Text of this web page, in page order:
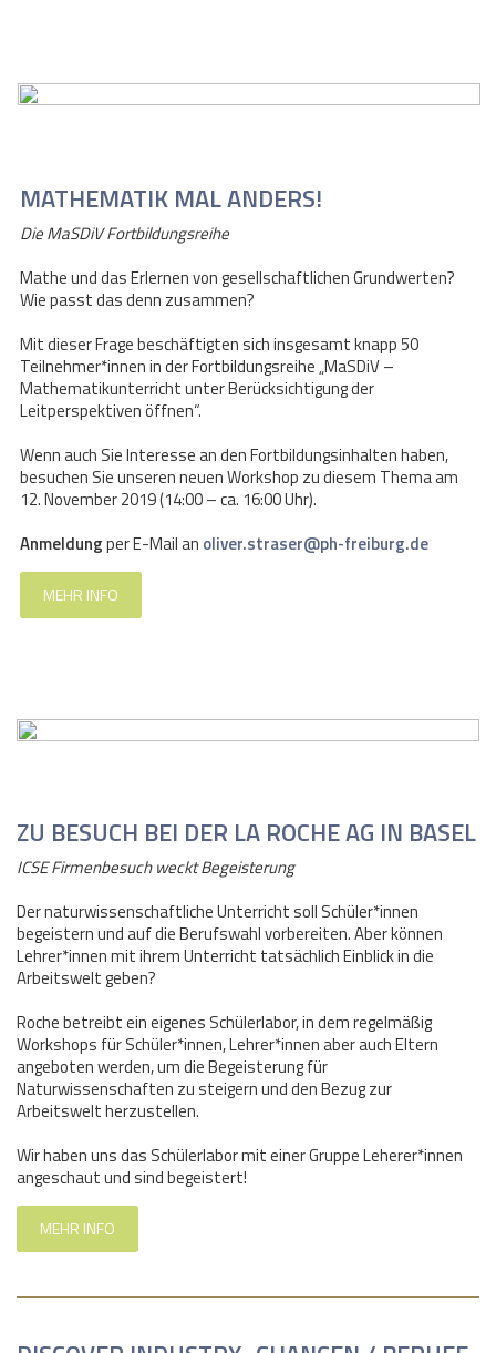
MATHEMATIK MAL ANDERS!
Die MaSDiV Fortbildungsreihe
Mathe und das Erlernen von gesellschaftlichen Grundwerten?
Wie passt das denn zusammen?
Mit dieser Frage beschäftigten sich insgesamt knapp 50
Teilnehmer*innen in der Fortbildungsreihe „MaSDiV –
Mathematikunterricht unter Berücksichtigung der
Leitperspektiven öffnen“.
Wenn auch Sie Interesse an den Fortbildungsinhalten haben,
besuchen Sie unseren neuen Workshop zu diesem Thema am
12. November 2019 (14:00 – ca. 16:00 Uhr).
Anmeldungper E-Mail an oliver.straser@ph-freiburg.de
MEHR INFO
ZU BESUCH BEI DER LA ROCHE AG IN BASEL
ICSE Firmenbesuch weckt Begeisterung
Der naturwissenschaftliche Unterricht soll Schüler*innen
begeistern und auf die Berufswahl vorbereiten. Aber können
Lehrer*innen mit ihrem Unterricht tatsächlich Einblick in die
Arbeitswelt geben?
Roche betreibt ein eigenes Schülerlabor, in dem regelmäßig
Workshops für Schüler*innen, Lehrer*innen aber auch Eltern
angeboten werden, um die Begeisterung für
Naturwissenschaften zu steigern und den Bezug zur
Arbeitswelt herzustellen.
Wir haben uns das Schülerlabor mit einer Gruppe Leherer*innen
angeschaut und sind begeistert!
MEHR INFO